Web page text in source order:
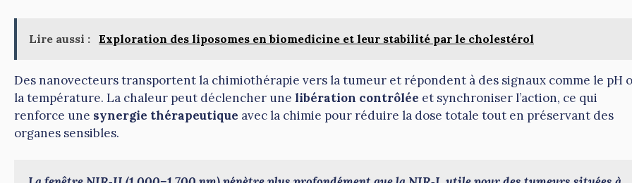
Lire aussi : Exploration des liposomes en biomedicine et leur stabilité par le cholestérol
Des nanovecteurs transportent la chimiothérapie vers la tumeur et répondent à des signaux comme le pH
la température. La chaleur peut déclencher une libération contrôlée et synchroniser l’action, ce qui
renforce une synergie thérapeutique avec la chimie pour réduire la dose totale tout en préservant des
organes sensibles.